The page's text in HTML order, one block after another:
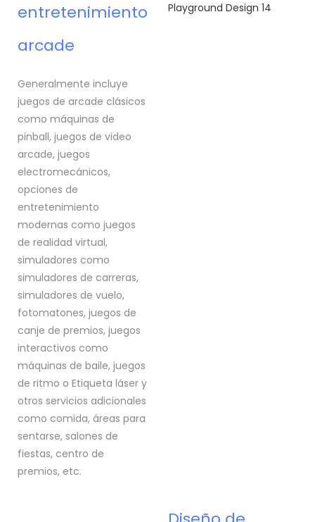
entretenimiento
arcade
Generalmente incluye
juegos de arcade clásicos
como máquinas de
pinball, juegos de video
arcade, juegos
electromecánicos,
opciones de
entretenimiento
modernas como juegos
de realidad virtual,
simuladores como
simuladores de carreras,
simuladores de vuelo,
fotomatones, juegos de
canje de premios, juegos
interactivos como
máquinas de baile, juegos
de ritmo o Etiqueta láser y
otros servicios adicionales
como comida, áreas para
sentarse, salones de
fiestas, centro de
premios, etc.